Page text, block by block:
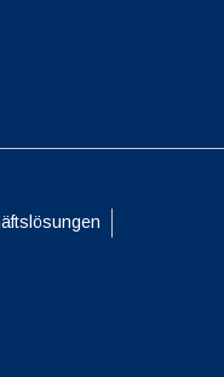
GBP - Pfund Sterling